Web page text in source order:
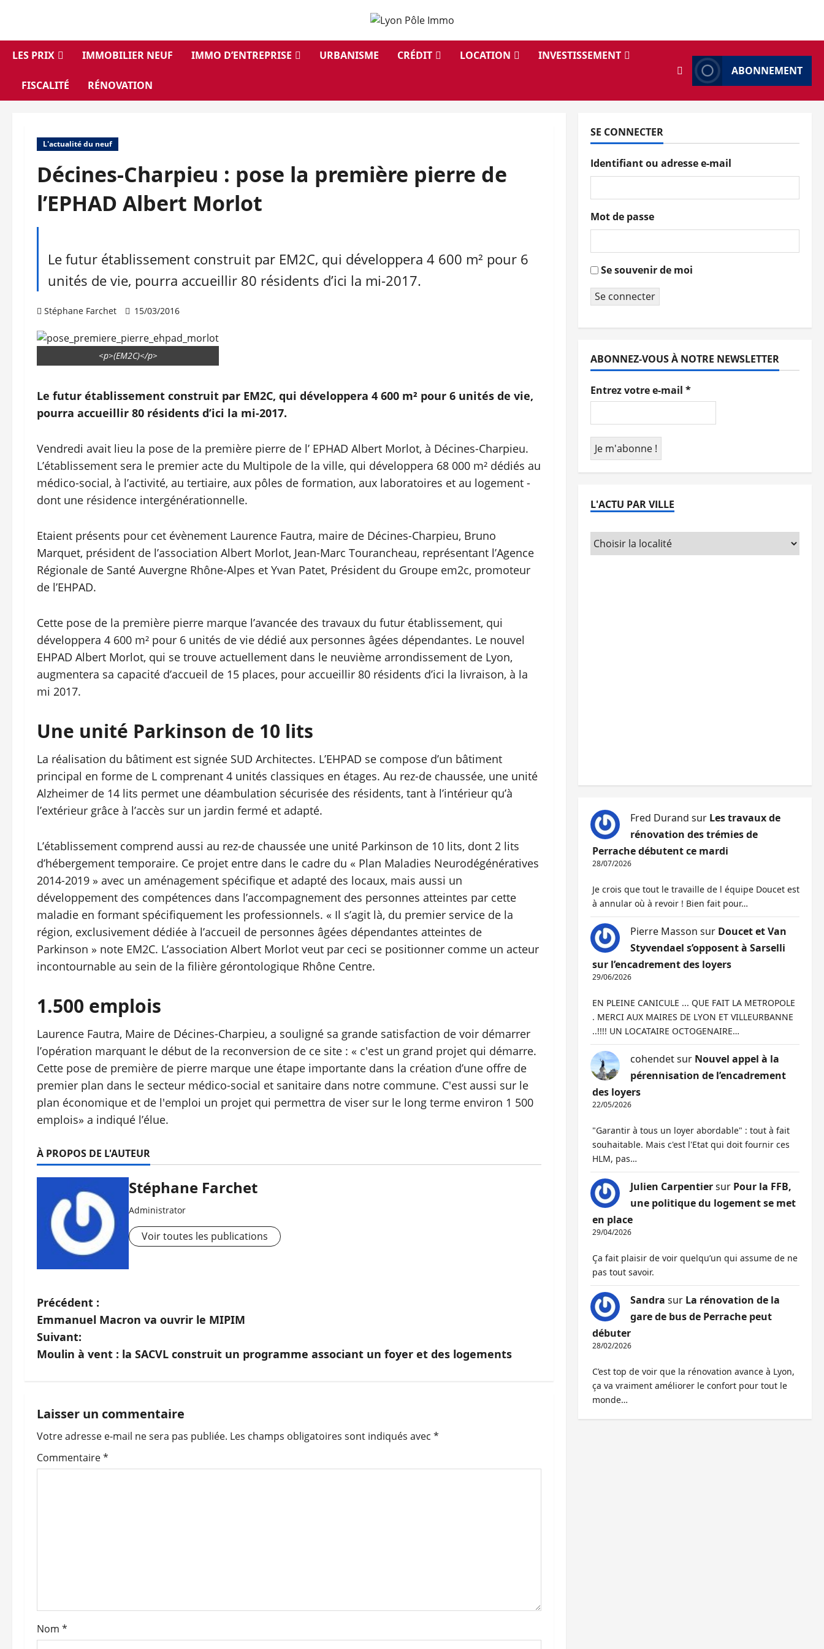
contenu
LES PRIX
IMMOBILIER NEUF IMMO D’ENTREPRISE URBANISME CRÉDIT LOCATION INVESTISSEMENT
FISCALITÉ RÉNOVATION
ABONNEMENT
L'actualité du neuf
Décines-Charpieu : pose la première pierre de
l’EPHAD Albert Morlot
Le futur établissement construit par EM2C, qui développera 4 600 m² pour 6
unités de vie, pourra accueillir 80 résidents d’ici la mi-2017.
Stéphane Farchet 15/03/2016
<p>(EM2C)</p>
Le futur établissement construit par EM2C, qui développera 4 600 m² pour 6 unités de vie,
pourra accueillir 80 résidents d’ici la mi-2017.
Vendredi avait lieu la pose de la première pierre de l’ EPHAD Albert Morlot, à Décines-Charpieu.
L’établissement sera le premier acte du Multipole de la ville, qui développera 68 000 m² dédiés au
médico-social, à l’activité, au tertiaire, aux pôles de formation, aux laboratoires et au logement -
dont une résidence intergénérationnelle.
Etaient présents pour cet évènement Laurence Fautra, maire de Décines-Charpieu, Bruno
Marquet, président de l’association Albert Morlot, Jean-Marc Tourancheau, représentant l’Agence
Régionale de Santé Auvergne Rhône-Alpes et Yvan Patet, Président du Groupe em2c, promoteur
de l’EHPAD.
Cette pose de la première pierre marque l’avancée des travaux du futur établissement, qui
développera 4 600 m² pour 6 unités de vie dédié aux personnes âgées dépendantes. Le nouvel
EHPAD Albert Morlot, qui se trouve actuellement dans le neuvième arrondissement de Lyon,
augmentera sa capacité d’accueil de 15 places, pour accueillir 80 résidents d’ici la livraison, à la
mi 2017.
Une unité Parkinson de 10 lits
La réalisation du bâtiment est signée SUD Architectes. L’EHPAD se compose d’un bâtiment
principal en forme de L comprenant 4 unités classiques en étages. Au rez-de chaussée, une unité
Alzheimer de 14 lits permet une déambulation sécurisée des résidents, tant à l’intérieur qu’à
l’extérieur grâce à l’accès sur un jardin fermé et adapté.
L’établissement comprend aussi au rez-de chaussée une unité Parkinson de 10 lits, dont 2 lits
d’hébergement temporaire. Ce projet entre dans le cadre du « Plan Maladies Neurodégénératives
2014-2019 » avec un aménagement spécifique et adapté des locaux, mais aussi un
développement des compétences dans l’accompagnement des personnes atteintes par cette
maladie en formant spécifiquement les professionnels. « Il s’agit là, du premier service de la
région, exclusivement dédiée à l’accueil de personnes âgées dépendantes atteintes de
Parkinson » note EM2C. L’association Albert Morlot veut par ceci se positionner comme un acteur
incontournable au sein de la filière gérontologique Rhône Centre.
1.500 emplois
Laurence Fautra, Maire de Décines-Charpieu, a souligné sa grande satisfaction de voir démarrer
l’opération marquant le début de la reconversion de ce site : « c'est un grand projet qui démarre.
Cette pose de première de pierre marque une étape importante dans la création d’une offre de
premier plan dans le secteur médico-social et sanitaire dans notre commune. C'est aussi sur le
plan économique et de l'emploi un projet qui permettra de viser sur le long terme environ 1 500
emplois» a indiqué l’élue.
À PROPOS DE L'AUTEUR
Stéphane Farchet
Administrator
Voir toutes les publications
N
a
v
g
a
t
a
r
Précédent :
Emmanuel Macron va ouvrir le MIPIM
Suivant:
Moulin à vent : la SACVL construit un programme associant un foyer et des logements
Laisser un commentaire
Votre adresse e-mail ne sera pas publiée. Les champs obligatoires sont indiqués avec *
Commentaire*
Nom *
SE CONNECTER
Identifiant ou adresse e-mail
Mot de passe
Se souvenir de moi
Se connecter
ABONNEZ-VOUS À NOTRE NEWSLETTER
Entrez votre e-mail *
L'ACTU PAR VILLE
Fred Durand sur Les travaux de
rénovation des trémies de
Perrache débutent ce mardi
28/07/2026
Je crois que tout le travaille de l équipe Doucet est
à annular où à revoir ! Bien fait pour…
Pierre Masson sur Doucet et Van
Styvendael s’opposent à Sarselli
sur l’encadrement des loyers
29/06/2026
EN PLEINE CANICULE ... QUE FAIT LA METROPOLE
. MERCI AUX MAIRES DE LYON ET VILLEURBANNE
..!!!! UN LOCATAIRE OCTOGENAIRE…
cohendetsur Nouvel appel à la
pérennisation de l’encadrement
des loyers
22/05/2026
"Garantir à tous un loyer abordable" : tout à fait
souhaitable. Mais c'est l'Etat qui doit fournir ces
HLM, pas…
Julien Carpentiersur Pour la FFB,
une politique du logement se met
en place
29/04/2026
Ça fait plaisir de voir quelqu’un qui assume de ne
pas tout savoir.
Sandra sur La rénovation de la
gare de bus de Perrache peut
débuter
28/02/2026
C’est top de voir que la rénovation avance à Lyon,
ça va vraiment améliorer le confort pour tout le
monde…